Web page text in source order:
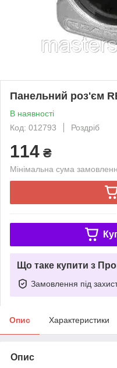
Панельний роз'єм
В наявності
Код: 012793
Роздріб
114 ₴
Мінімальна сума
Що таке купити з
Замовлення під
Опис Характеристики
Опис